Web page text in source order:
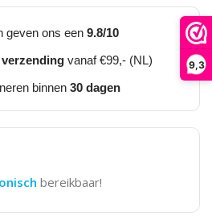
9,3
geven ons een 9.8/10
vanaf €99,- (NL)
binnen 30 dagen
bereikbaar!